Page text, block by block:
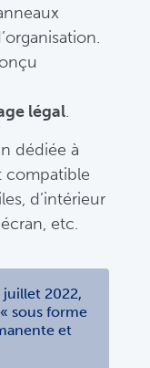
légal.
dédiée à
compatible
d’intérieur
etc.
juillet 2022,
sous forme
et